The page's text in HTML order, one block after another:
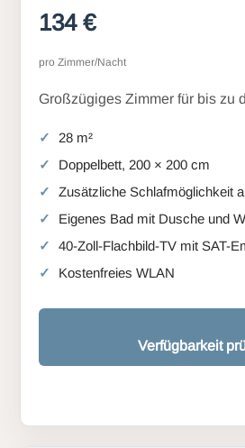
134 €
pro Zimmer/Nacht
Großzügiges Zimmer für bis zu
28 m²
Doppelbett, 200 × 200 cm
Zusätzliche Schlafmöglichkeit
Eigenes Bad mit Dusche und
40-Zoll-Flachbild-TV mit SAT-
Kostenfreies WLAN
Verfügbarkeit